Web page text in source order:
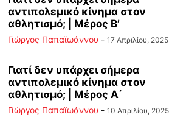
αντιπολεμικό κίνημα στον
αθλητισμό; | Μέρος Β’
Γιώργος Παπαϊωάννου - 17 Απριλίου, 2025
Γιατί δεν υπάρχει σήμερα
αντιπολεμικό κίνημα στον
αθλητισμό; | Μέρος Α΄
Γιώργος Παπαϊωάννου - 10 Απριλίου, 2025